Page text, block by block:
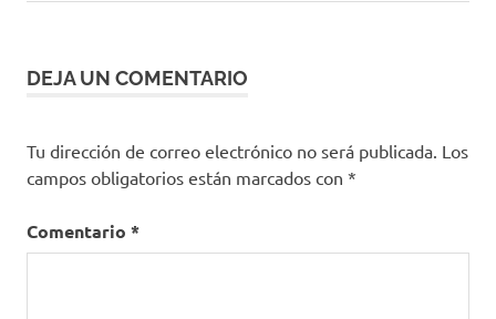
DEJA UN COMENTARIO
Tu dirección de correo electrónico no será publicada. Los
campos obligatorios están marcados con *
Comentario *